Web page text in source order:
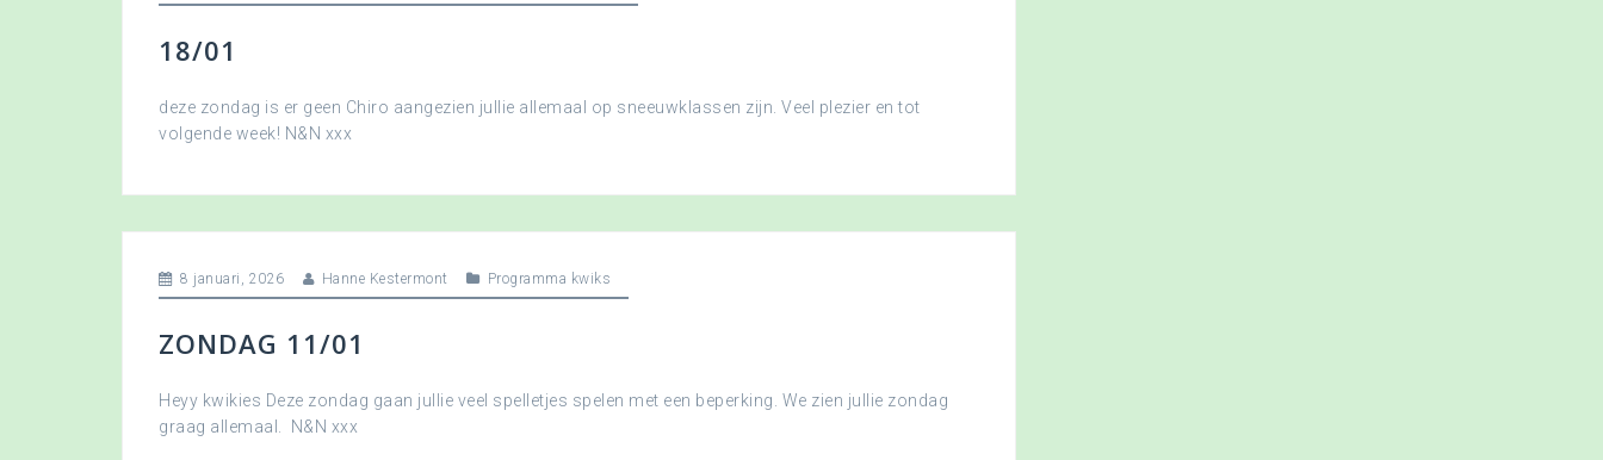
18/01
deze zondag is er geen Chiro aangezien jullie allemaal op sneeuwklassen zijn. Veel plezier en tot
volgende week! N&N xxx
8 januari, 2026 Hanne Kestermont Programma kwiks
ZONDAG 11/01
Heyy kwikies Deze zondag gaan jullie veel spelletjes spelen met een beperking. We zien jullie zondag
graag allemaal. N&N xxx